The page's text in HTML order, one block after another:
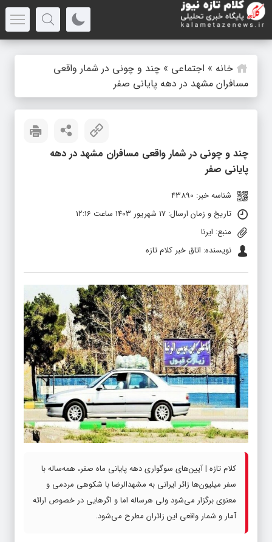
خانه » اجتماعی » چند و چونی در شمار واقعی
مسافران مشهد در دهه پایانی صفر
چند و چونی در شمار واقعی مسافران مشهد در دهه
پایانی صفر
شناسه خبر: 43890
تاریخ و زمان ارسال: 17 شهریور 1403 ساعت 12:16
منبع: ایرنا
نویسنده: اتاق خبر کلام تازه
کلام تازه | آیین‌های سوگواری دهه پایانی ماه صفر، همه‌ساله با
سفر میلیون‌ها زائر ایرانی به مشهدالرضا با شکوهی مردمی و
معنوی برگزار می‌شود ولی هرساله اما و اگرهایی در خصوص ارائه
آمار و شمار واقعی این زائران مطرح می‌شود.